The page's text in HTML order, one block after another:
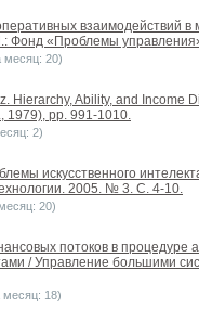
взаимодействий
Фонд «Проблемы
месяц: 20)
Hierarchy, Ability, and Income
1979), pp. 991-1010.
2)
искусственного
2005. № 3. С. 4-10.
20)
потоков в процедуре
/ Управление большими
месяц: 18)